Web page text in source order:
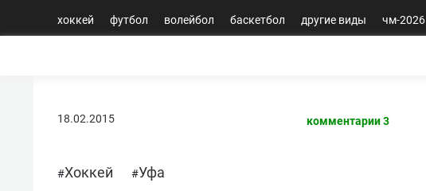
хоккей футбол волейбол баскетбол другие виды чм-2026
18.02.2015 комментарии 3
#Хоккей #Уфа